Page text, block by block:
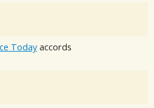
Today accords